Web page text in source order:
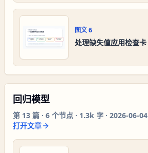
图文6
处理缺失值应用检查卡
回归模型
第 13 篇 · 6 个节点 · 1.3k 字 · 2026-06-04
打开文章